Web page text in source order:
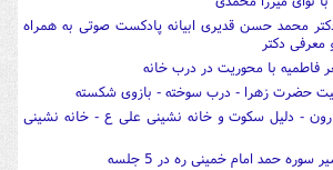
محمد حسن قدیری ابیانه پادکست صوتی به همراه
معرفی دکتر
فاطمیه با محوریت در درب خانه
حضرت زهرا - درب سوخته - بازوی شکسته
- دلیل سکوت و خانه نشینی علی ع - خانه نشینی
حمد امام خمینی ره در 5 جلسه